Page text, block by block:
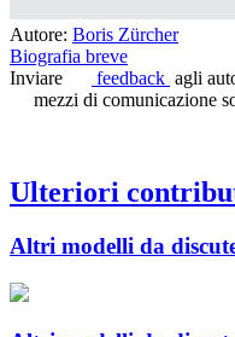
Autore: Boris Zürcher
Biografia breve
Inviare
feedback agli
mezzi di comunicazione
Ulteriori
Altri modelli da